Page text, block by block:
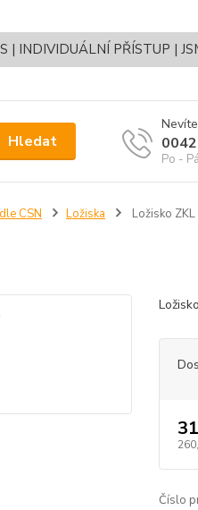
INDIVIDUÁLNÍ PŘÍSTUP |
Hledat
Po -
CSN Ložiska Ložisko
Číslo